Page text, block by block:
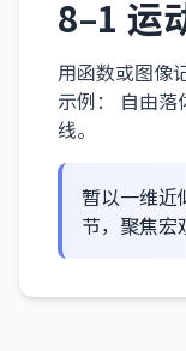
8–1 运
用函数或图像
示例： 自由
线。
暂以一维近
节，聚焦宏